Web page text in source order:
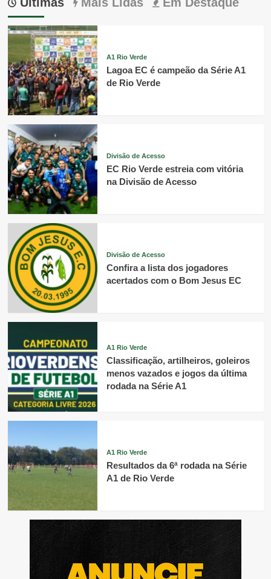
A1 Rio Verde
Lagoa EC é campeão da Série A1
de Rio Verde
Divisão de Acesso
EC Rio Verde estreia com vitória
na Divisão de Acesso
Divisão de Acesso
Confira a lista dos jogadores
acertados com o Bom Jesus EC
A1 Rio Verde
Classificação, artilheiros, goleiros
menos vazados e jogos da última
rodada na Série A1
A1 Rio Verde
Resultados da 6ª rodada na Série
A1 de Rio Verde